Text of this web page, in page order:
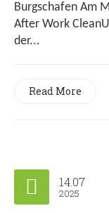
Burgschafen Am
After Work
der...
Read More
14.07
2025